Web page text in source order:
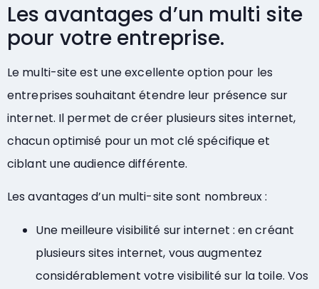
Les avantages d’un multi site
pour votre entreprise.
Le multi-site est une excellente option pour les
entreprises souhaitant étendre leur présence sur
internet. Il permet de créer plusieurs sites internet,
chacun optimisé pour un mot clé spécifique et
ciblant une audience différente.
Les avantages d’un multi-site sont nombreux :
Une meilleure visibilité sur internet : en créant
plusieurs sites internet, vous augmentez
considérablement votre visibilité sur la toile. Vos